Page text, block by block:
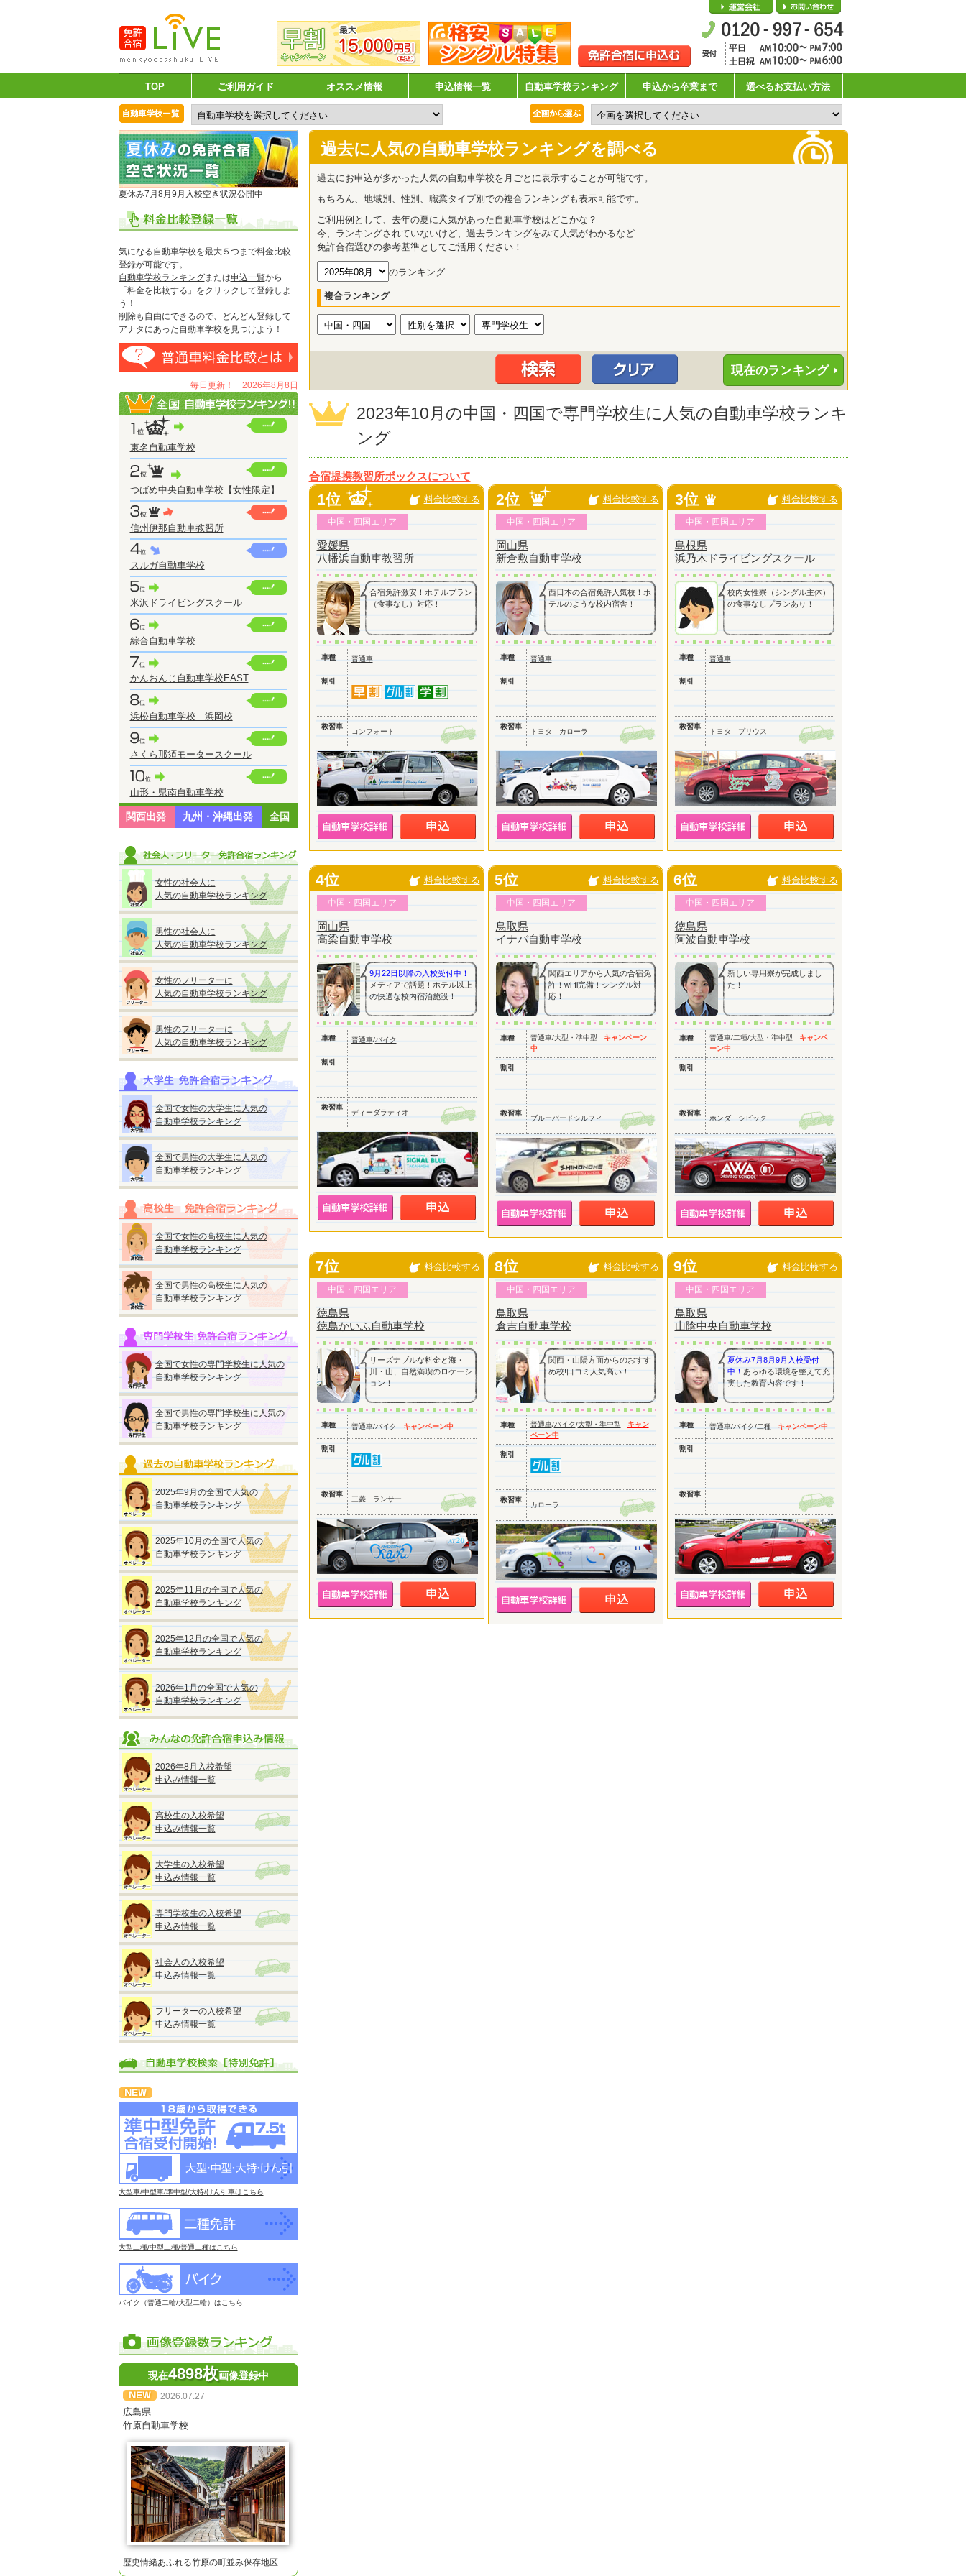
会社概要
TOP ご利用ガイド オススメ情報 申込情報一覧 自動車学校ランキング 申込から卒業まで 選べるお支払い方法
夏休み7月8月9月入校空き状況公開中
気になる自動車学校を最大５つまで料金比較
登録が可能です。
自動車学校ランキングまたは申込一覧から
「料金を比較する」をクリックして登録しよ
う！
削除も自由にできるので、どんどん登録して
アナタにあった自動車学校を見つけよう！
毎日更新！ 2026年8月8日
東名自動車学校
つばめ中央自動車学校【女性限定】
信州伊那自動車教習所
スルガ自動車学校
米沢ドライビングスクール
綜合自動車学校
かんおんじ自動車学校EAST
浜松自動車学校 浜岡校
さくら那須モータースクール
山形・県南自動車学校
関西出発 九州・沖縄出発 全国
女性の社会人に
人気の自動車学校ランキング
男性の社会人に
人気の自動車学校ランキング
女性のフリーターに
人気の自動車学校ランキング
男性のフリーターに
人気の自動車学校ランキング
全国で女性の大学生に人気の
自動車学校ランキング
全国で男性の大学生に人気の
自動車学校ランキング
全国で女性の高校生に人気の
自動車学校ランキング
全国で男性の高校生に人気の
自動車学校ランキング
全国で女性の専門学校生に人気の
自動車学校ランキング
全国で男性の専門学校生に人気の
自動車学校ランキング
2025年9月の全国で人気の
自動車学校ランキング
2025年10月の全国で人気の
自動車学校ランキング
2025年11月の全国で人気の
自動車学校ランキング
2025年12月の全国で人気の
自動車学校ランキング
2026年1月の全国で人気の
自動車学校ランキング
2026年8月入校希望
申込み情報一覧
高校生の入校希望
申込み情報一覧
大学生の入校希望
申込み情報一覧
専門学校生の入校希望
申込み情報一覧
社会人の入校希望
申込み情報一覧
フリーターの入校希望
申込み情報一覧
大型車/中型車/準中型/大特/けん引車はこちら
大型二種/中型二種/普通二種はこちら
バイク（普通二輪/大型二輪）はこちら
現在4898枚画像登録中
2026.07.27
広島県
竹原自動車学校
歴史情緒あふれる竹原の町並み保存地区
過去に人気の自動車学校ランキングを調べる
過去にお申込が多かった人気の自動車学校を月ごとに表示することが可能です。
もちろん、地域別、性別、職業タイプ別での複合ランキングも表示可能です。
ご利用例として、去年の夏に人気があった自動車学校はどこかな？
今、ランキングされていないけど、過去ランキングをみて人気がわかるなど
免許合宿選びの参考基準としてご活用ください！
のランキング
複合ランキング
現在のランキング
2023年10月の中国・四国で専門学校生に人気の自動車学校ランキ
ング
合宿提携教習所ボックスについて
1位 料金比較する
中国・四国エリア
愛媛県
八幡浜自動車教習所
合宿免許激安！ホテルプラン
（食事なし）対応！
車種 普通車
割引
教習車
コンフォート
2位 料金比較する
中国・四国エリア
岡山県
新倉敷自動車学校
西日本の合宿免許人気校！ホ
テルのような校内宿舎！
車種 普通車
割引
教習車
トヨタ カローラ
3位 料金比較する
中国・四国エリア
島根県
浜乃木ドライビングスクール
校内女性寮（シングル主体）
の食事なしプランあり！
車種 普通車
割引
教習車
トヨタ プリウス
4位 料金比較する
中国・四国エリア
岡山県
高梁自動車学校
9月22日以降の入校受付中！
メディアで話題！ホテル以上
の快適な校内宿泊施設！
車種 普通車/バイク
割引
教習車
ディーダラティオ
5位 料金比較する
中国・四国エリア
鳥取県
イナバ自動車学校
関西エリアから人気の合宿免
許！wi-fi完備！シングル対
応！
車種 普通車/大型・準中型
キャンペーン
中
割引
教習車
ブルーバードシルフィ
6位 料金比較する
中国・四国エリア
徳島県
阿波自動車学校
新しい専用寮が完成しまし
た！
車種 普通車/二種/大型・準中型
キャンペ
ーン中
割引
教習車
ホンダ シビック
7位 料金比較する
中国・四国エリア
徳島県
徳島かいふ自動車学校
リーズナブルな料金と海・
川・山、自然満喫のロケーシ
ョン！
車種 普通車/バイク キャンペーン中
割引
教習車
三菱 ランサー
8位 料金比較する
中国・四国エリア
鳥取県
倉吉自動車学校
関西・山陽方面からのおすす
め校!口コミ人気高い！
車種 普通車/バイク/大型・準中型
キャン
ペーン中
割引
教習車
カローラ
9位 料金比較する
中国・四国エリア
鳥取県
山陰中央自動車学校
夏休み7月8月9月入校受付
中！ あらゆる環境を整えて充
実した教育内容です！
車種 普通車/バイク/二種 キャンペーン中
割引
教習車